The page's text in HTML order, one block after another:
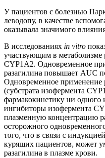
У пациентов с болезнью
леводопу, в качестве
оказывала значимого
В исследованиях in vitro
участвующим в метаболизме
CYP1A2. Одновременное
разагилина повышает AUC
Одновременное применение
(субстрата изофермента
фармакокинетику ни
ингибиторы изофермента
плазменную концентрацию
осторожного
того, что в связи с
курящих пациентов, может
разагилина в плазме крови.